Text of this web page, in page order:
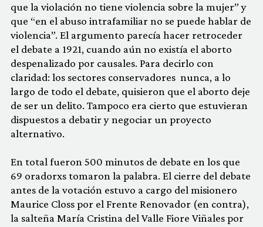
que la violación no tiene violencia sobre la mujer” y
que “en el abuso intrafamiliar no se puede hablar de
violencia”. El argumento parecía hacer retroceder
el debate a 1921, cuando aún no existía el aborto
despenalizado por causales. Para decirlo con
claridad: los sectores conservadores nunca, a lo
largo de todo el debate, quisieron que el aborto deje
de ser un delito. Tampoco era cierto que estuvieran
dispuestos a debatir y negociar un proyecto
alternativo.
En total fueron 500 minutos de debate en los que
69 oradorxs tomaron la palabra. El cierre del debate
antes de la votación estuvo a cargo del misionero
Maurice Closs por el Frente Renovador (en contra),
la salteña María Cristina del Valle Fiore Viñales por